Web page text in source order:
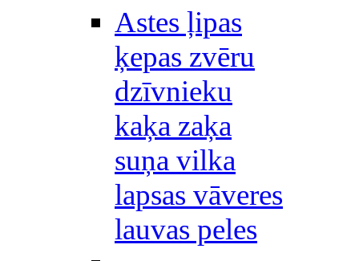
Astes ļipas
ķepas zvēru
dzīvnieku
kaķa zaķa
suņa vilka
lapsas vāveres
lauvas peles